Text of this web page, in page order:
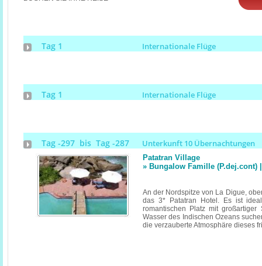
Tag 1 Internationale Flüge
Tag 1 Internationale Flüge
Tag -297 bis Tag -287 Unterkunft 10 Übernachtungen
Patatran Village
» Bungalow Famille (P.dej.cont)
An der Nordspitze von La Digue,
das 3* Patatran Hotel. Es ist
romantischen Platz mit
Wasser des Indischen Ozeans
die verzauberte Atmosphäre dieses